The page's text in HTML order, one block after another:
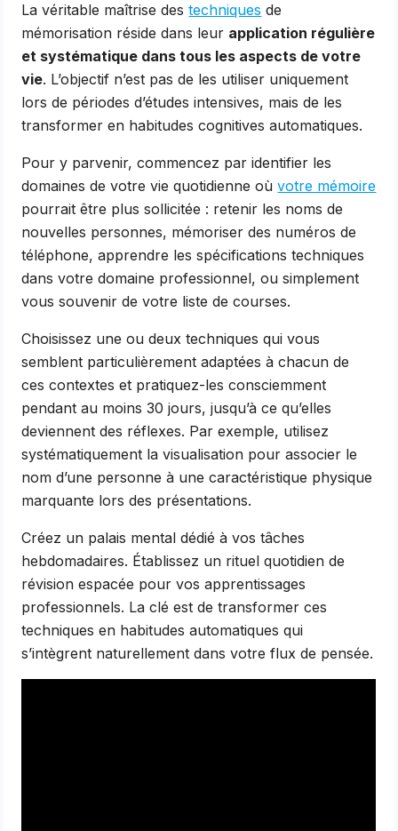
La véritable maîtrise destechniques de
mémorisation réside dans leur application régulière
et systématique dans tous les aspects de votre
vie. L’objectif n’est pas de les utiliser uniquement
lors de périodes d’études intensives, mais de les
transformer en habitudes cognitives automatiques.
Pour y parvenir, commencez par identifier les
domaines de votre vie quotidienne oùvotre mémoire
pourrait être plus sollicitée : retenir les noms de
nouvelles personnes, mémoriser des numéros de
téléphone, apprendre les spécifications techniques
dans votre domaine professionnel, ou simplement
vous souvenir de votre liste de courses.
Choisissez une ou deux techniques qui vous
semblent particulièrement adaptées à chacun de
ces contextes et pratiquez-les consciemment
pendant au moins 30 jours, jusqu’à ce qu’elles
deviennent des réflexes. Par exemple, utilisez
systématiquement la visualisation pour associer le
nom d’une personne à une caractéristique physique
marquante lors des présentations.
Créez un palais mental dédié à vos tâches
hebdomadaires. Établissez un rituel quotidien de
révision espacée pour vos apprentissages
professionnels. La clé est de transformer ces
techniques en habitudes automatiques qui
s’intègrent naturellement dans votre flux de pensée.